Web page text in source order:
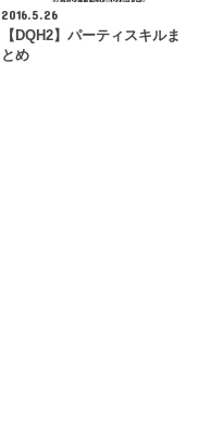
2016.5.26
【DQH2】パーティスキルま
とめ